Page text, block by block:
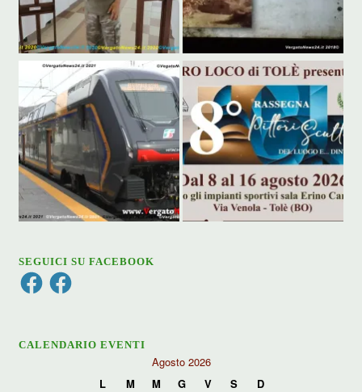
SEGUICI SU FACEBOOK
FacebookFacebook
CALENDARIO EVENTI
Agosto 2026
L
M M G V S
D